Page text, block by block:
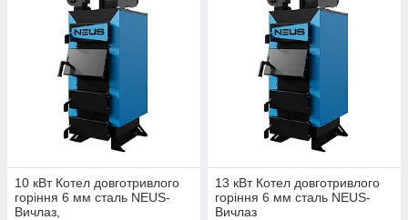
10 кВт Котел довготривлого
горіння 6 мм сталь NEUS-
Вичлаз,
13 кВт Котел довготривлого
горіння 6 мм сталь NEUS-
Вичлаз